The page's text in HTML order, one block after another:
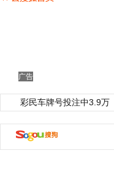
广告
彩民车牌号投注中3.9万